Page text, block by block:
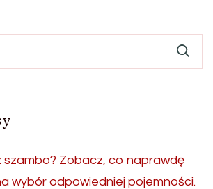
szambo? Zobacz, co naprawdę
wybór odpowiedniej pojemności.